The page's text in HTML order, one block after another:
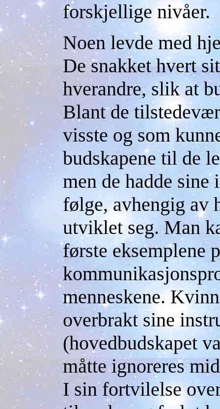
forskjellige nivåer.
Noen levde med
De snakket hvert
hverandre, slik at
Blant de
visste og som
budskapene til de
men de hadde sine
følge, avhengig av
utviklet seg. Man
første eksemplene
menneskene.
overbrakt sine
(hovedbudskapet
måtte ignoreres
I sin fortvilelse